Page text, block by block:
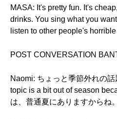
MASA: It's pretty fun. It's
drinks. You sing what you
listen to other people's
POST CONVERSATION
Naomi: ちょっと季節外れの
topic is a bit out of season
は、普通夏にありますからね。